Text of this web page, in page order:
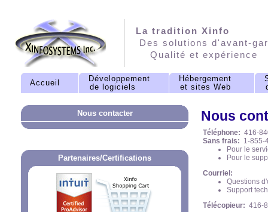
La tradition Xinfo
Des solutions d'avant-
Qualité et expérience
Accueil
Développement
de logiciels
Hébergement
et sites Web
Nous contacter
Partenaires/Certifications
Nous
Téléphone: 416-
Sans frais: 1-855-
Pour le
Pour le
Courriel:
Questions
Support
Télécopieur: 416-